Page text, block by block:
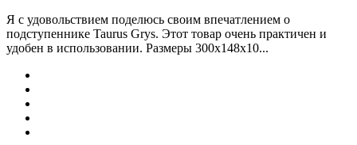
Я с удовольствием поделюсь своим впечатлением о
подступеннике Taurus Grys. Этот товар очень практичен и
удобен в использовании. Размеры 300х148х10...